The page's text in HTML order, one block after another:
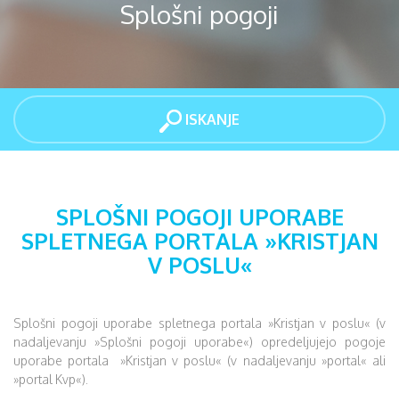
Splošni pogoji
ISKANJE
SPLOŠNI POGOJI UPORABE
SPLETNEGA PORTALA »KRISTJAN
V POSLU«
Splošni pogoji uporabe spletnega portala »Kristjan v poslu« (v
nadaljevanju »Splošni pogoji uporabe«) opredeljujejo pogoje
uporabe portala »Kristjan v poslu« (v nadaljevanju »portal« ali
»portal Kvp«).